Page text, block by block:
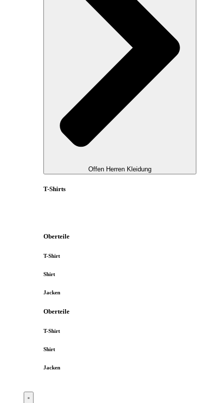
Offen Herren Kleidung
T-Shirts
Oberteile
T-Shirt
Shirt
Jacken
Oberteile
T-Shirt
Shirt
Jacken